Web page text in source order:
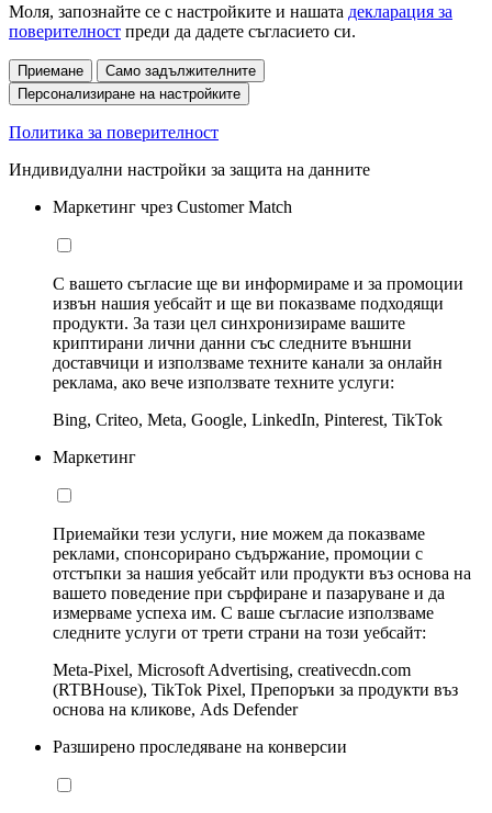
Моля, запознайте се с настройките и нашата декларация за
поверителност преди да дадете съгласието си.
Приемане
Само задължителните
Персонализиране на настройките
Политика за поверителност
Индивидуални настройки за защита на данните
Маркетинг чрез Customer Match
С вашето съгласие ще ви информираме и за промоции
извън нашия уебсайт и ще ви показваме подходящи
продукти. За тази цел синхронизираме вашите
криптирани лични данни със следните външни
доставчици и използваме техните канали за онлайн
реклама, ако вече използвате техните услуги:
Bing, Criteo, Meta, Google, LinkedIn, Pinterest, TikTok
Маркетинг
Приемайки тези услуги, ние можем да показваме
реклами, спонсорирано съдържание, промоции с
отстъпки за нашия уебсайт или продукти въз основа на
вашето поведение при сърфиране и пазаруване и да
измерваме успеха им. С ваше съгласие използваме
следните услуги от трети страни на този уебсайт:
Meta-Pixel, Microsoft Advertising, creativecdn.com
(RTBHouse), TikTok Pixel, Препоръки за продукти въз
основа на кликове, Ads Defender
Разширено проследяване на конверсии